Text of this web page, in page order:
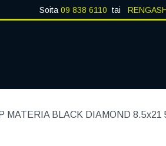
Soita 09 838 6110 tai
MATERIA BLACK DIAMOND 8.5x21